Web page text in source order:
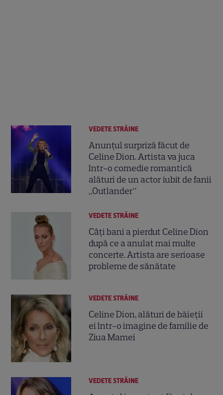
VEDETE STRĂINE
Anunțul surpriză făcut de
Celine Dion. Artista va juca
într-o comedie romantică
alături de un actor iubit de fanii
„Outlander”
VEDETE STRĂINE
Câți bani a pierdut Celine Dion
după ce a anulat mai multe
concerte. Artista are serioase
probleme de sănătate
VEDETE STRĂINE
Celine Dion, alături de băieții
ei într-o imagine de familie de
Ziua Mamei
VEDETE STRĂINE